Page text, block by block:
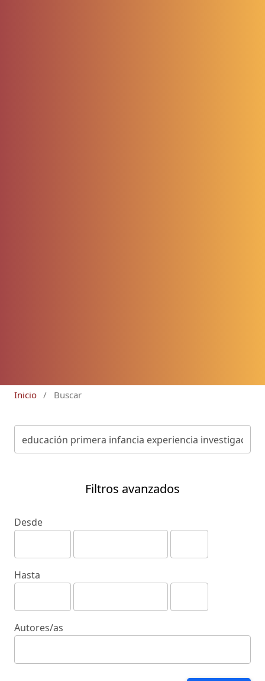
Inicio / Buscar
Filtros avanzados
Desde
Hasta
Autores/as